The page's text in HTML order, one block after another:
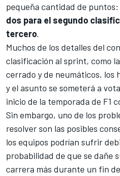
pequeña cantidad de puntos:
dos para el segundo
tercero.
Muchos de los detalles del
clasificación al sprint, como
cerrado y de neumáticos, los
y el asunto se someterá a
inicio de la temporada de F1
Sin embargo, uno de los
resolver son las posibles
los equipos podrían sufrir
probabilidad de que se dañe
carrera más durante un fin